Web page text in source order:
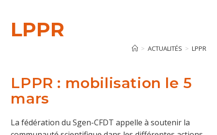
LPPR
> ACTUALITÉS > LPPR
LPPR : mobilisation le 5
mars
La fédération du Sgen-CFDT appelle à soutenir la